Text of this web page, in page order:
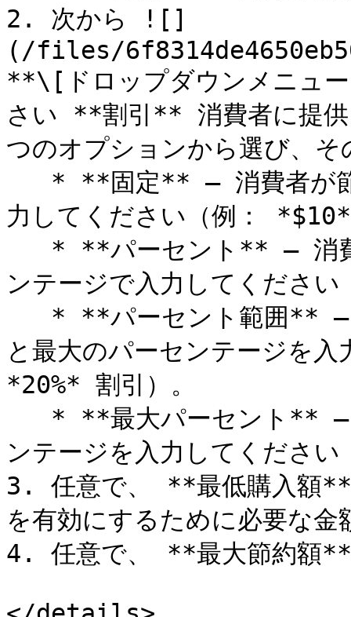
2. 次から ![]
(/files/
**\[ドロップダウンメニュ
さい **割引** 消費者に提供
つのオプションから選び、
力してください（例：
ンテージで入力してくださ
と最大のパーセンテージを
*20%* 割引）。
ンテージを入力してくださ
3. 任意で、 **最低購入額**
を有効にするために必要な金
4. 任意で、 **最大節約額**